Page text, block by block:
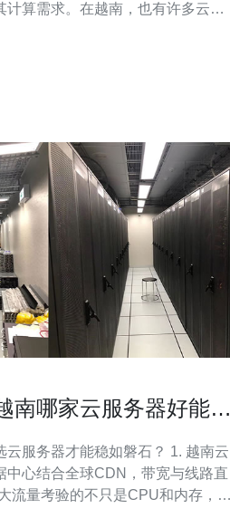
计算需求。在越南，也有许多云服
南哪家云服务器好能保
器才能稳如磐石？ 1. 越南云
中心结合全球CDN，带宽与线路直